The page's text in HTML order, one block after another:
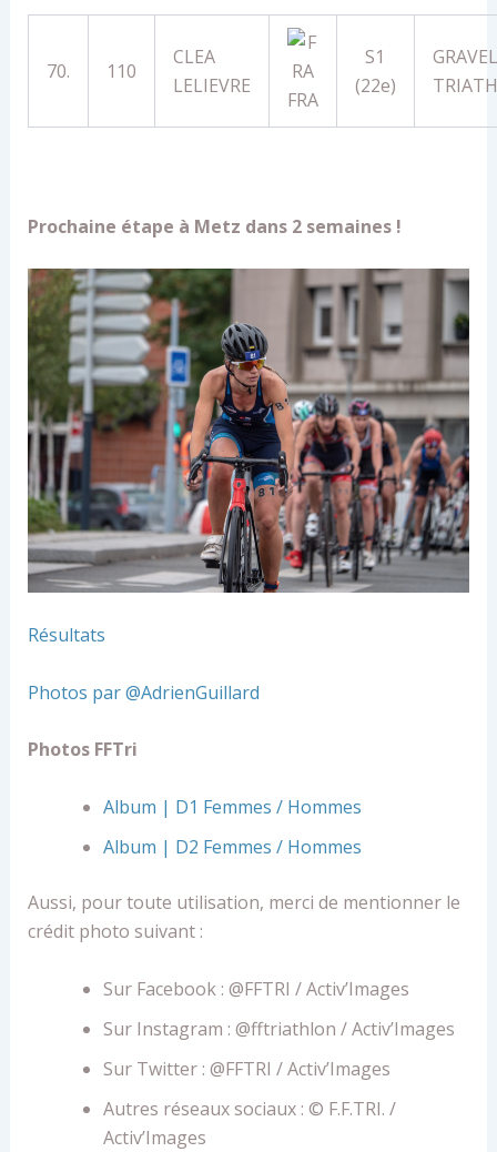
70. 110
CLEA
LELIEVRE
FRA
S1
(22e)
Prochaine étape à Metz dans 2 semaines !
Résultats
Photos par @AdrienGuillard
Photos FFTri
Album | D1 Femmes / Hommes
Album | D2 Femmes / Hommes
Aussi, pour toute utilisation, merci de mentionner le
crédit photo suivant :
Sur Facebook : @FFTRI / Activ’Images
Sur Instagram : @fftriathlon / Activ’Images
Sur Twitter : @FFTRI / Activ’Images
Autres réseaux sociaux : © F.F.TRI. /
Activ’Images